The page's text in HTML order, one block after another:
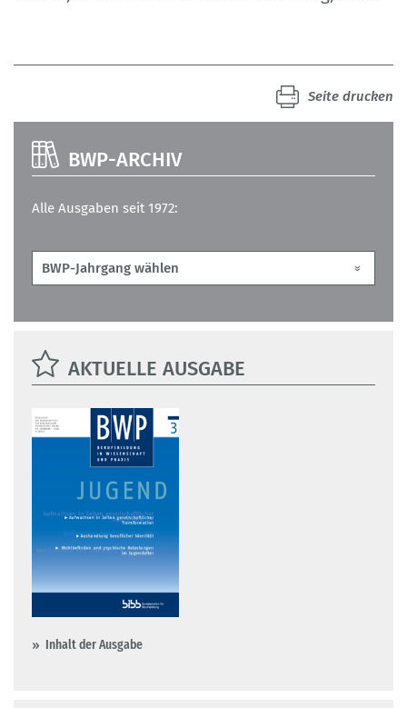
Seite drucken
BWP-ARCHIV
Alle Ausgaben seit 1972:
AKTUELLE AUSGABE
Inhalt der Ausgabe